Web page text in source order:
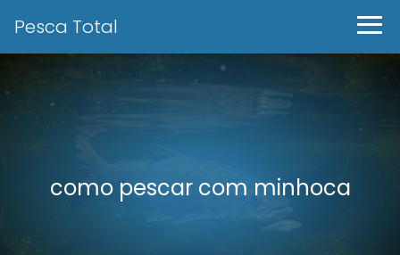
Pesca Total
como pescar com minhoca